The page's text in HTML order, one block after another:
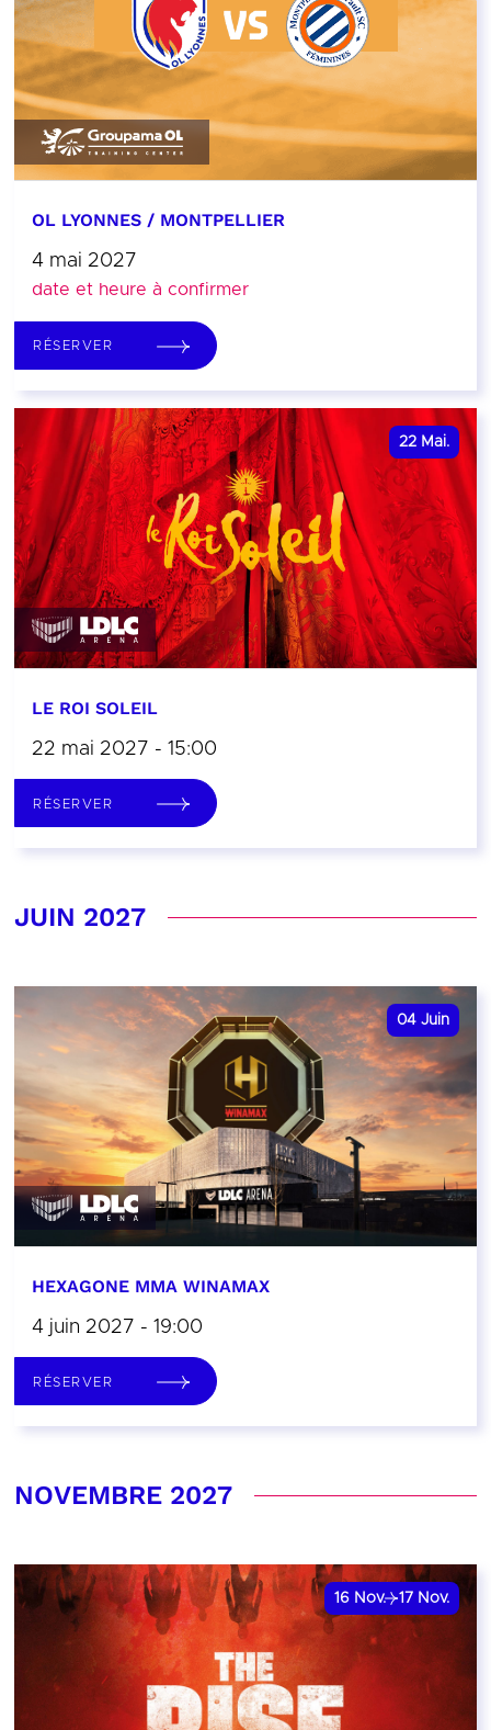
OL LYONNES / MONTPELLIER
4 mai 2027
date et heure à confirmer
RÉSERVER
22 Mai.
LE ROI SOLEIL
22 mai 2027 - 15:00
RÉSERVER
JUIN 2027
04 Juin
HEXAGONE MMA WINAMAX
4 juin 2027 - 19:00
RÉSERVER
NOVEMBRE 2027
16 Nov. 17 Nov.